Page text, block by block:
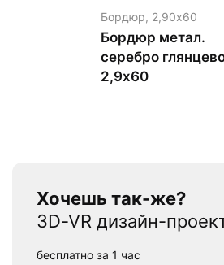
Бордюр, 2,90х60
Бордюр метал.
серебро
2,9х60
Хочешь так-же?
3D-VR дизайн-
бесплатно за 1 час